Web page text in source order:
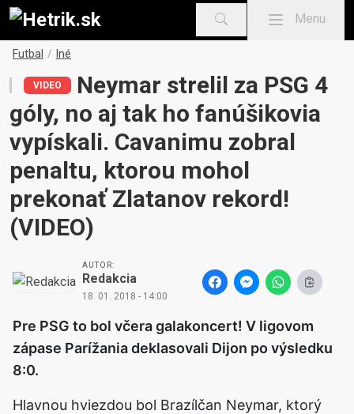
Mobile menu
Menu
Futbal / Iné
VIDEO
Neymar strelil za PSG 4
góly, no aj tak ho fanúšikovia
vypískali. Cavanimu zobral
penaltu, ktorou mohol
prekonať Zlatanov rekord!
(VIDEO)
AUTOR:
Redakcia
18. 01. 2018 - 14:00
Pre PSG to bol včera galakoncert! V ligovom
zápase Parížania deklasovali Dijon po výsledku
8:0.
Hlavnou hviezdou bol Brazílčan Neymar, ktorý